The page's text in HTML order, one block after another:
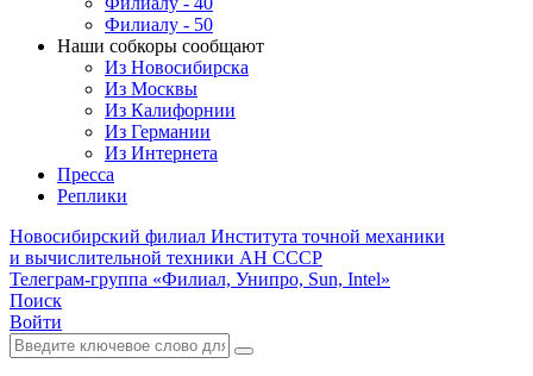
Филиалу - 50
Наши собкоры сообщают
Из Новосибирска
Из Москвы
Из Калифорнии
Из Германии
Из Интернета
Пресса
Реплики
Новосибирский филиал Института точной механики
и вычислительной техники АН СССР
Телеграм-группа «Филиал, Унипро, Sun, Intel»
Поиск
Войти